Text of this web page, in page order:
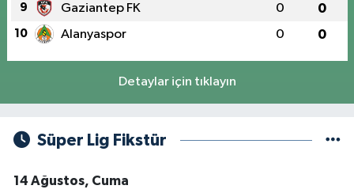
9 Gaziantep FK 0 0
10 Alanyaspor 0 0
Detaylar için tıklayın
Süper Lig Fikstür
14 Ağustos, Cuma